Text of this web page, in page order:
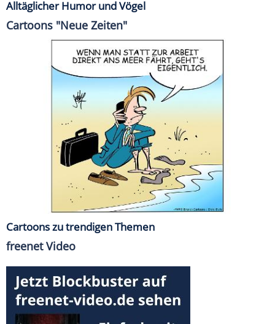
Alltäglicher Humor und Vögel
Cartoons "Neue Zeiten"
Cartoons zu trendigen Themen
freenet Video